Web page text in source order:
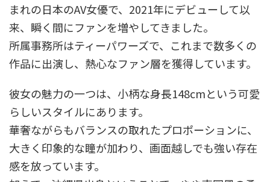
まれの日本のAV女優で、2021年にデビューして以
来、瞬く間にファンを増やしてきました。
所属事務所はティーパワーズで、これまで数多くの
作品に出演し、熱心なファン層を獲得しています。
彼女の魅力の一つは、小柄な身長148cmという可愛
らしいスタイルにあります。
華奢ながらもバランスの取れたプロポーションに、
大きく印象的な瞳が加わり、画面越しでも強い存在
感を放っています。